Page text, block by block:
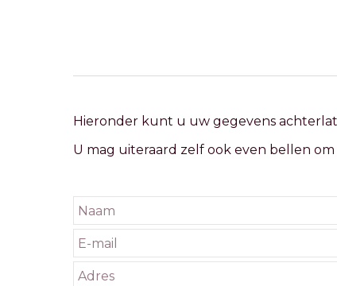
Hieronder kunt u uw gegevens
U mag uiteraard zelf ook even bellen